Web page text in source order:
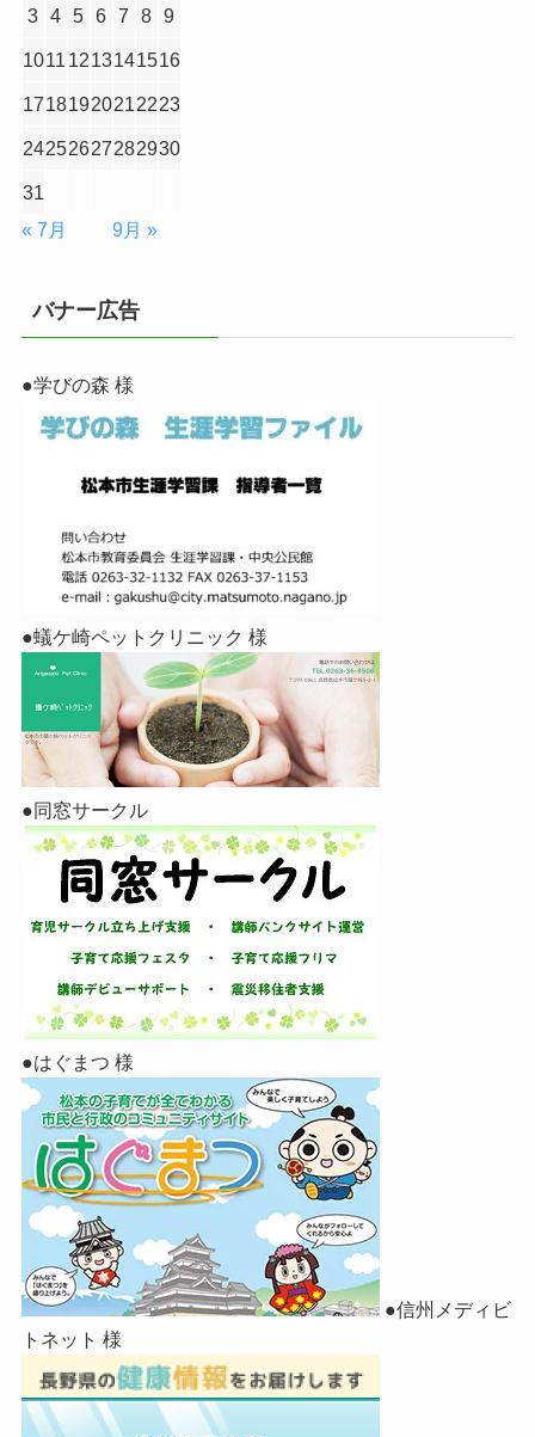
3 4 5 6 7 8 9
1011 1213141516
17181920212223
24252627282930
31
« 7月
9月 »
バナー広告
●学びの森 様
●蟻ケ崎ペットクリニック 様
●同窓サークル
●はぐまつ 様
●信州メディビ
トネット 様